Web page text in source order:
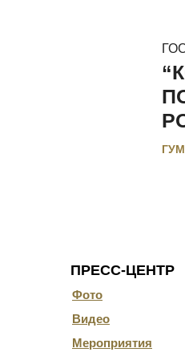
ПРЕСС-ЦЕНТР
Фото
Видео
Мероприятия